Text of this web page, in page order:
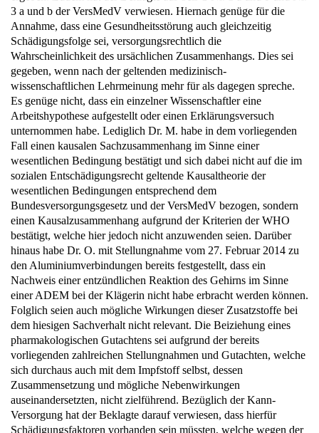
Annahme, dass eine Gesundheitsstörung auch gleichzeitig
Schädigungsfolge sei, versorgungsrechtlich die
Wahrscheinlichkeit des ursächlichen Zusammenhangs. Dies sei
gegeben, wenn nach der geltenden medizinisch-
wissenschaftlichen Lehrmeinung mehr für als dagegen spreche.
Es genüge nicht, dass ein einzelner Wissenschaftler eine
Arbeitshypothese aufgestellt oder einen Erklärungsversuch
unternommen habe. Lediglich Dr. M. habe in dem vorliegenden
Fall einen kausalen Sachzusammenhang im Sinne einer
wesentlichen Bedingung bestätigt und sich dabei nicht auf die im
sozialen Entschädigungsrecht geltende Kausaltheorie der
wesentlichen Bedingungen entsprechend dem
Bundesversorgungsgesetz und der VersMedV bezogen, sondern
einen Kausalzusammenhang aufgrund der Kriterien der WHO
bestätigt, welche hier jedoch nicht anzuwenden seien. Darüber
hinaus habe Dr. O. mit Stellungnahme vom 27. Februar 2014 zu
den Aluminiumverbindungen bereits festgestellt, dass ein
Nachweis einer entzündlichen Reaktion des Gehirns im Sinne
einer ADEM bei der Klägerin nicht habe erbracht werden können.
Folglich seien auch mögliche Wirkungen dieser Zusatzstoffe bei
dem hiesigen Sachverhalt nicht relevant. Die Beiziehung eines
pharmakologischen Gutachtens sei aufgrund der bereits
vorliegenden zahlreichen Stellungnahmen und Gutachten, welche
sich durchaus auch mit dem Impfstoff selbst, dessen
Zusammensetzung und mögliche Nebenwirkungen
auseinandersetzten, nicht zielführend. Bezüglich der Kann-
Versorgung hat der Beklagte darauf verwiesen, dass hierfür
Schädigungsfaktoren vorhanden sein müssten, welche wegen der
Ungewissheit in der medizinischen Wissenschaft nicht mit der